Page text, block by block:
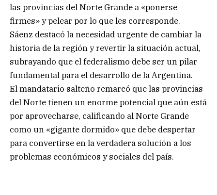
las provincias del Norte Grande a «ponerse
firmes» y pelear por lo que les corresponde.
Sáenz destacó la necesidad urgente de cambiar la
historia de la región y revertir la situación actual,
subrayando que el federalismo debe ser un pilar
fundamental para el desarrollo de la Argentina.
El mandatario salteño remarcó que las provincias
del Norte tienen un enorme potencial que aún está
por aprovecharse, calificando al Norte Grande
como un «gigante dormido» que debe despertar
para convertirse en la verdadera solución a los
problemas económicos y sociales del país.